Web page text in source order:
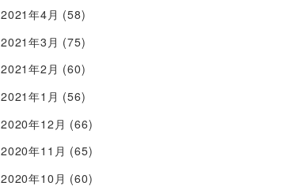
2021年4月 (58)
2021年3月 (75)
2021年2月 (60)
2021年1月 (56)
2020年12月 (66)
2020年11月 (65)
2020年10月 (60)